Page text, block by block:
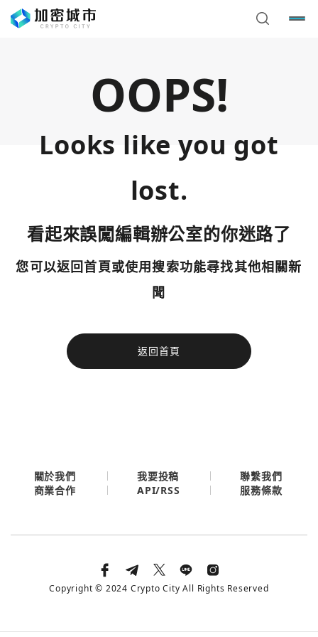
OOPS!
Looks like you got
lost.
看起來誤闖編輯辦公室的你迷路了
您可以返回首頁或使用搜索功能尋找其他相關新
聞
返回首頁
今日熱門
使用以下帳號繼續
您已閒置5分鐘，請點擊關閉按鈕或空白處，即可回到加密
今日熱門
關於我們 我要投稿
聯繫我們
商業合作
API/RSS 服務條款
Copyright © 2024 Crypto City All Rights Reserved